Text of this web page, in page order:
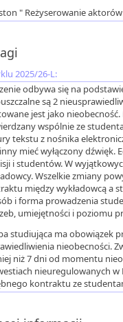
" Reżyserowanie
2025/26-L:
odbywa się na
są 2
jest jako nieobecność.
wspólnie ze
tekstu z nośnika
mieć wyłączony dźwięk.
i studentów. W
Wszelkie zmiany
między wykładowcą a
i forma prowadzenia
umiejętności i poziomu
studiująca ma obowiązek
nieobecności.
niż 7 dni od momentu
nieuregulowanych
kontraktu ze